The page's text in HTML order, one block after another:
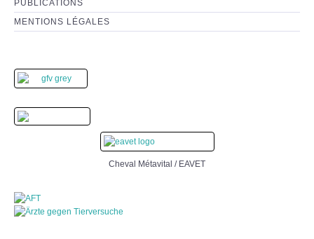
PUBLICATIONS
MENTIONS LÉGALES
Cheval Métavital / EAVET